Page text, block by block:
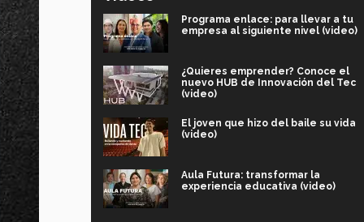
Programa enlace: para llevar a tu
empresa al siguiente nivel (video)
¿Quieres emprender? Conoce el
nuevo HUB de Innovación del Tec
(video)
El joven que hizo del baile su vida
(video)
Aula Futura: transformar la
experiencia educativa (video)